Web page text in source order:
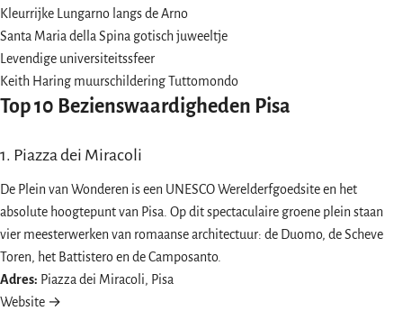
Kleurrijke Lungarno langs de Arno
Santa Maria della Spina gotisch juweeltje
Levendige universiteitssfeer
Keith Haring muurschildering Tuttomondo
Top 10 Bezienswaardigheden Pisa
1. Piazza dei Miracoli
De Plein van Wonderen is een UNESCO Werelderfgoedsite en het
absolute hoogtepunt van Pisa. Op dit spectaculaire groene plein staan
vier meesterwerken van romaanse architectuur: de Duomo, de Scheve
Toren, het Battistero en de Camposanto.
Adres: Piazza dei Miracoli, Pisa
Website →